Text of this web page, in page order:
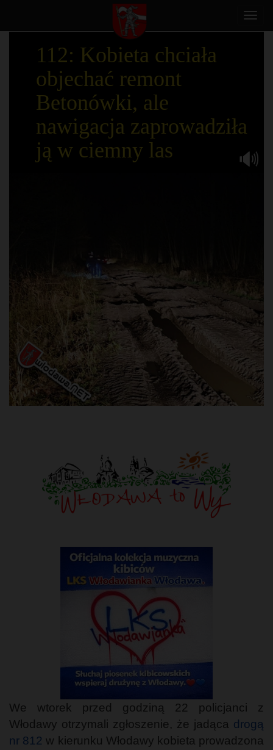
112: Kobieta chciała
objechać remont
Betonówki, ale
nawigacja zaprowadziła
ją w ciemny las
We wtorek przed godziną 22 policjanci z
Włodawy otrzymali zgłoszenie, że jadąca drogą
nr 812 w kierunku Włodawy kobieta prowadzona